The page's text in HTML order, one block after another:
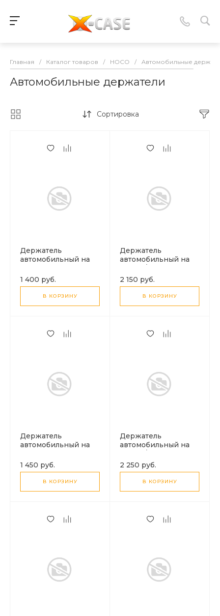
Главная / Каталог товаров / HOCO / Автомобильные
Автомобильные держатели
Сортировка
Держатель
автомобильный на
H97, HOCO, черный
1 400 руб.
В КОРЗИНУ
Держатель
автомобильный на
магнитный
(присоска), H105,
HOCO, черный
2 150 руб.
В КОРЗИНУ
Держатель
автомобильный на
CA52, HOCO, черно-
серый
1 450 руб.
В КОРЗИНУ
Держатель
автомобильный на
HOCO, черный
2 250 руб.
В КОРЗИНУ